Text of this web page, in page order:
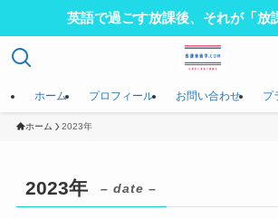
英語で過ごす放課後、それが「放
ホーム プロフィール お問い合わせ プ
ホーム 2023年
2023年 – date –